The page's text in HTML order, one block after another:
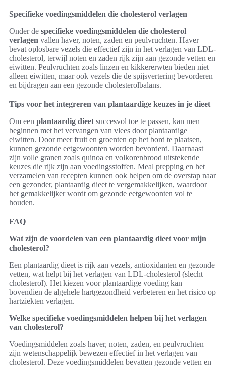
Specifieke voedingsmiddelen die cholesterol verlagen
Onder de specifieke voedingsmiddelen die cholesterol
verlagen vallen haver, noten, zaden en peulvruchten. Haver
bevat oplosbare vezels die effectief zijn in het verlagen van LDL-
cholesterol, terwijl noten en zaden rijk zijn aan gezonde vetten en
eiwitten. Peulvruchten zoals linzen en kikkererwten bieden niet
alleen eiwitten, maar ook vezels die de spijsvertering bevorderen
en bijdragen aan een gezonde cholesterolbalans.
Tips voor het integreren van plantaardige keuzes in je dieet
Om een plantaardig dieet succesvol toe te passen, kan men
beginnen met het vervangen van vlees door plantaardige
eiwitten. Door meer fruit en groenten op het bord te plaatsen,
kunnen gezonde eetgewoonten worden bevorderd. Daarnaast
zijn volle granen zoals quinoa en volkorenbrood uitstekende
keuzes die rijk zijn aan voedingsstoffen. Meal prepping en het
verzamelen van recepten kunnen ook helpen om de overstap naar
een gezonder, plantaardig dieet te vergemakkelijken, waardoor
het gemakkelijker wordt om gezonde eetgewoonten vol te
houden.
FAQ
Wat zijn de voordelen van een plantaardig dieet voor mijn
cholesterol?
Een plantaardig dieet is rijk aan vezels, antioxidanten en gezonde
vetten, wat helpt bij het verlagen van LDL-cholesterol (slecht
cholesterol). Het kiezen voor plantaardige voeding kan
bovendien de algehele hartgezondheid verbeteren en het risico op
hartziekten verlagen.
Welke specifieke voedingsmiddelen helpen bij het verlagen
van cholesterol?
Voedingsmiddelen zoals haver, noten, zaden, en peulvruchten
zijn wetenschappelijk bewezen effectief in het verlagen van
cholesterol. Deze voedingsmiddelen bevatten gezonde vetten en